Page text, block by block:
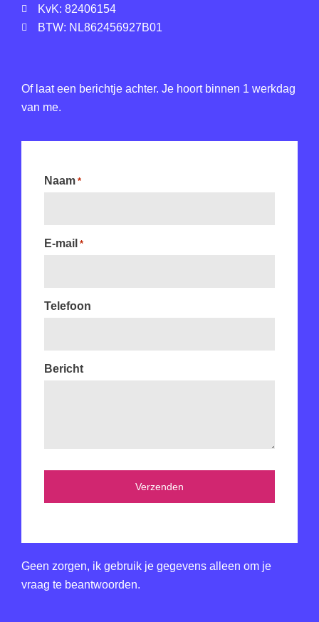
KvK: 82406154
BTW: NL862456927B01
Of laat een berichtje achter. Je hoort binnen 1 werkdag
van me.
Naam *
E-mail *
Telefoon
Bericht
Geen zorgen, ik gebruik je gegevens alleen om je
vraag te beantwoorden.